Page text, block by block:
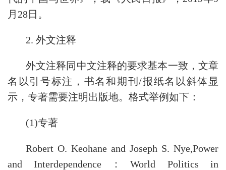
月28日。
2. 外文注释
外文注释同中文注释的要求基本一致，文章
名以引号标注，书名和期刊/报纸名以斜体显
示，专著需要注明出版地。格式举例如下：
(1)专著
Robert O. Keohane and Joseph S. Nye,Power
and Interdependence：World Politics in